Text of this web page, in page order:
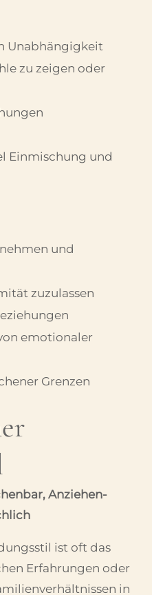
Unabhängigkeit
zu zeigen oder
Einmischung und
und
zuzulassen
emotionaler
Grenzen
Anziehen-
ist oft das
Erfahrungen oder
in